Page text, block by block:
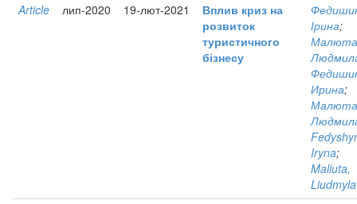
Article лип-2020 19-лют-2021
Вплив криз на
розвиток
туристичного
бізнесу
Ірина;
Ирина;
Iryna;
Maliuta,
Liudmyla